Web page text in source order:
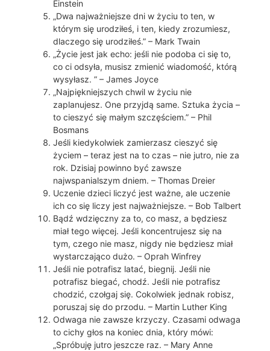
Einstein
„Dwa najważniejsze dni w życiu to ten, w
którym się urodziłeś, i ten, kiedy zrozumiesz,
dlaczego się urodziłeś.” – Mark Twain
„Życie jest jak echo: jeśli nie podoba ci się to,
co ci odsyła, musisz zmienić wiadomość, którą
wysyłasz. ” – James Joyce
„Najpiękniejszych chwil w życiu nie
zaplanujesz. One przyjdą same. Sztuka życia –
to cieszyć się małym szczęściem.” – Phil
Bosmans
Jeśli kiedykolwiek zamierzasz cieszyć się
życiem – teraz jest na to czas – nie jutro, nie za
rok. Dzisiaj powinno być zawsze
najwspanialszym dniem. – Thomas Dreier
Uczenie dzieci liczyć jest ważne, ale uczenie
ich co się liczy jest najważniejsze. – Bob Talbert
Bądź wdzięczny za to, co masz, a będziesz
miał tego więcej. Jeśli koncentrujesz się na
tym, czego nie masz, nigdy nie będziesz miał
wystarczająco dużo. – Oprah Winfrey
Jeśli nie potrafisz latać, biegnij. Jeśli nie
potrafisz biegać, chodź. Jeśli nie potrafisz
chodzić, czołgaj się. Cokolwiek jednak robisz,
poruszaj się do przodu. – Martin Luther King
Odwaga nie zawsze krzyczy. Czasami odwaga
to cichy głos na koniec dnia, który mówi:
„Spróbuję jutro jeszcze raz. – Mary Anne